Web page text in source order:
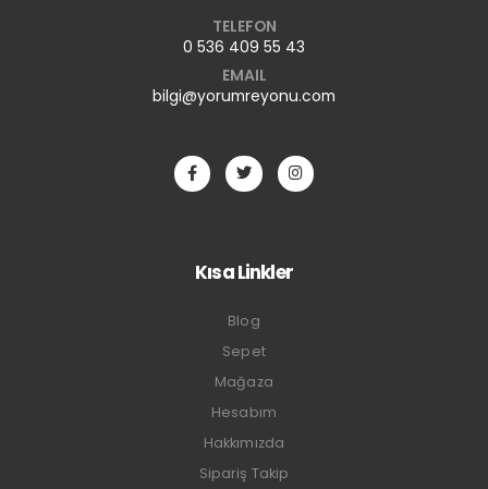
TELEFON
0 536 409 55 43
EMAIL
bilgi@yorumreyonu.com
Kısa Linkler
Blog
Sepet
Mağaza
Hesabım
Hakkımızda
Sipariş Takip